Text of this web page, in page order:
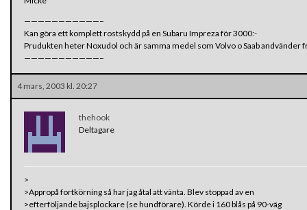
———————————–
Kan göra ett komplett rostskydd på en Subaru Impreza för 3000:-
Prudukten heter Noxudol och är samma medel som Volvo o Saab andvänder
———————————–
4 mars, 2003 kl. 20:27
thehook
Deltagare
>
>Appropå fortkörning så har jag åtal att vänta. Blev stoppad av en
>efterföljande bajsplockare (se hundförare). Körde i 160 blås på 90-väg